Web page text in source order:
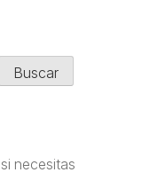
Buscar
necesitas